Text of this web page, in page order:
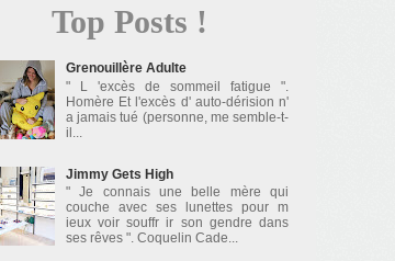
Top Posts !
Grenouillère Adulte
" L 'excès de sommeil fatigue ".
Homère Et l'excès d' auto-dérision n'
a jamais tué (personne, me semble-t-
il...
Jimmy Gets High
" Je connais une belle mère qui
couche avec ses lunettes pour m
ieux voir souffr ir son gendre dans
ses rêves ". Coquelin Cade...